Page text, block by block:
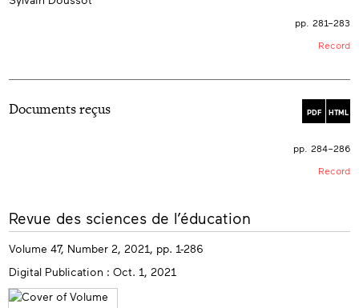
pp. 281–283
Record
PDF HTML
Documents reçus
pp. 284–286
Record
More
info
Revue des sciences de l’éducation
Volume 47, Number 2, 2021, pp. 1-286
Digital Publication : Oct. 1, 2021